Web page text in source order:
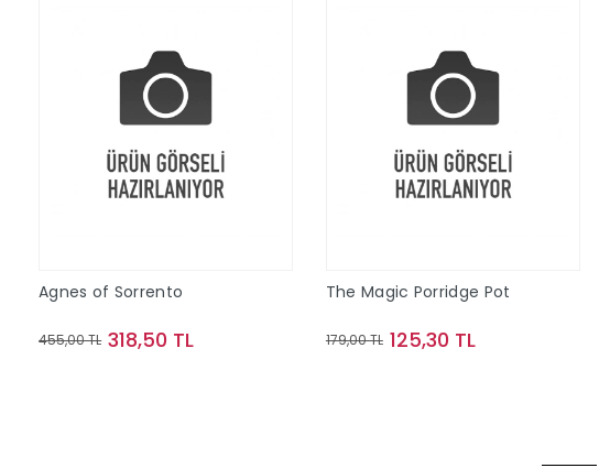
Agnes of Sorrento
455,00 TL 318,50 TL
The Magic Porridge Pot
179,00 TL 125,30 TL